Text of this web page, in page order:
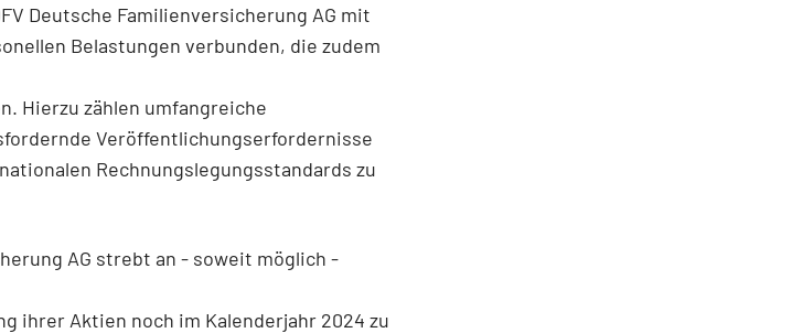
Deutsche Familienversicherung AG mit
Belastungen verbunden, die zudem
Hierzu zählen umfangreiche
Veröffentlichungserfordernisse
Rechnungslegungsstandards zu
AG strebt an - soweit möglich -
ihrer Aktien noch im Kalenderjahr 2024 zu